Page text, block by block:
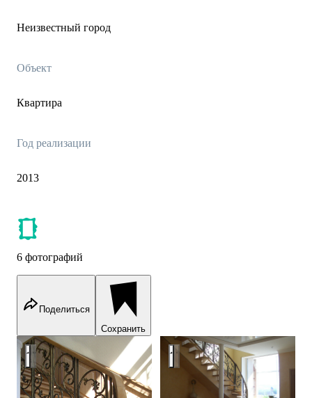
Неизвестный город
Объект
Квартира
Год реализации
2013
6 фотографий
Поделиться
Сохранить
classic stair classic stair